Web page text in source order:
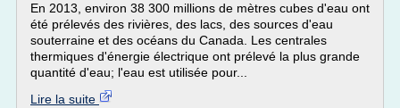
En 2013, environ 38 300 millions de mètres cubes d'eau ont
été prélevés des rivières, des lacs, des sources d'eau
souterraine et des océans du Canada. Les centrales
thermiques d'énergie électrique ont prélevé la plus grande
quantité d'eau; l'eau est utilisée pour...
Lire la suite